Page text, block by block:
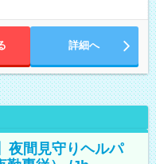
詳細へ
夜間見守りヘルパ